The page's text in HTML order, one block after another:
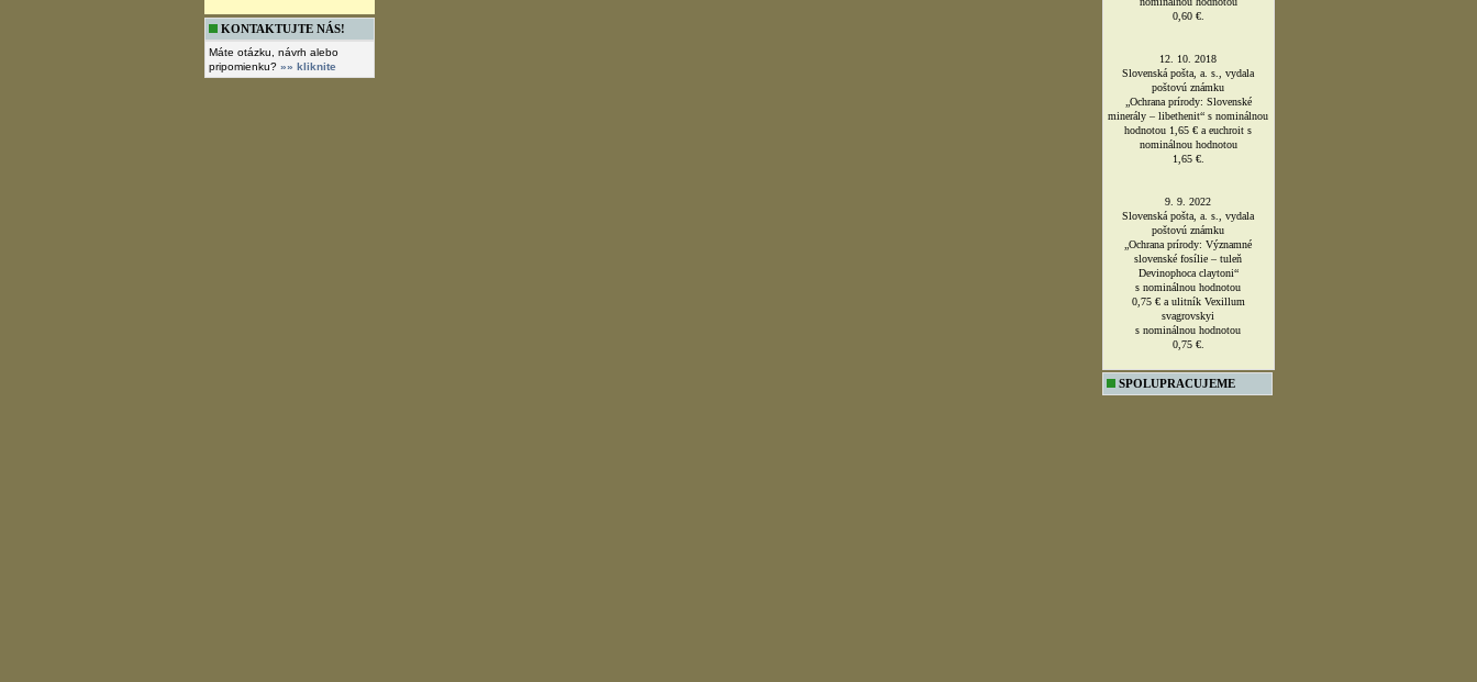
KONTAKTUJTE NÁS!
Máte otázku, návrh alebo
pripomienku? »» kliknite
poštovú známku
v nominálnej hodnote
1,60 € v edícii UMENIE: Tabuľová
maľba Metercie z Rožňavy?
Vedeli ste, že v ankete, ktorú
organizovala Slovenská pošta, a. s.,
v spolupráci so Zväzom slovenských
poštovú známku roka 2011 ?
11. 10. 2013
Slovenská pošta, a. s., vydala
poštovú známku
„Ochrana prírody: Slovenské
minerály – Žezlový kremeň zo
Šobova“ s nominálnou hodnotou
0,60 € a "Drahý opál z Dubníka“ s
nominálnou hodnotou